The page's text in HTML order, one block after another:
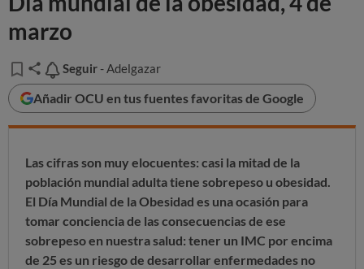
marzo
Seguir
Seguir - Adelgazar
Añadir OCU en tus fuentes favoritas de Google
Las cifras son muy elocuentes: casi la mitad de la
población mundial adulta tiene sobrepeso u obesidad.
El Día Mundial de la Obesidad es una ocasión para
tomar conciencia de las consecuencias de ese
sobrepeso en nuestra salud: tener un IMC por encima
de 25 es un riesgo de desarrollar enfermedades no